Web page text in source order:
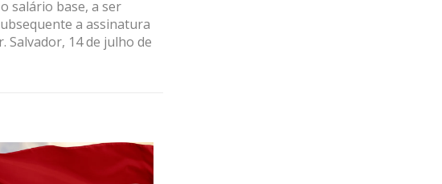
salário base, a ser
a assinatura
Salvador, 14 de julho de